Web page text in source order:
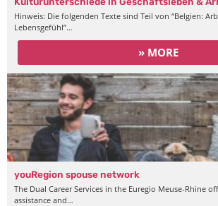
Hinweis: Die folgenden Texte sind Teil von “Belgien:
Lebensgefühl”…
» MORE
youRegion spouse network
The Dual Career Services in the Euregio Meuse-Rhine
assistance and…